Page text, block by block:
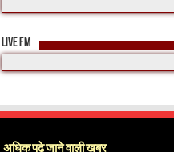
LIVE FM
अधिक पढ़े जाने वाली खबर